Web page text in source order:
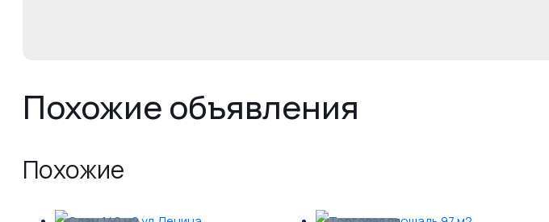
Похожие объявления
Похожие